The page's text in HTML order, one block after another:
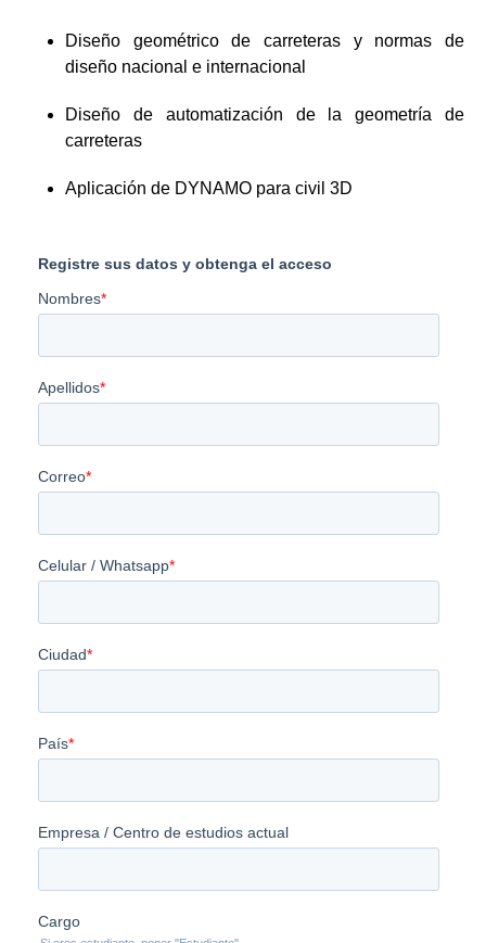
Diseño geométrico de carreteras y normas de
diseño nacional e internacional
Diseño de automatización de la geometría de
carreteras
Aplicación de DYNAMO para civil 3D